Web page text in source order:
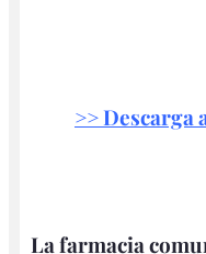
>> Descarga
La farmacia